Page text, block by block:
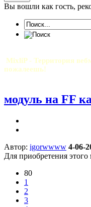
Вы вошли как гость,
MixliP - Территория
пожалеешь!
модуль на FF
Автор: igorwwww 4-06-
Для приобретения
80
1
2
3